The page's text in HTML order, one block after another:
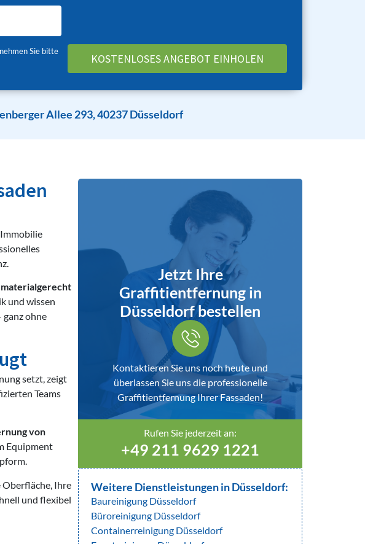
Sie bitte
Allee 293, 40237 Düsseldorf
und wissen
ganz ohne
setzt, zeigt
Teams
von
Equipment
Ihre
und flexibel
Jetzt Ihre
Graffitientfernung in
Düsseldorf bestellen
Kontaktieren Sie uns noch heute und
überlassen Sie uns die professionelle
Graffitientfernung Ihrer Fassaden!
Rufen Sie jederzeit an:
+49 211 9629 1221
Weitere Dienstleistungen in Düsseldorf:
Baureinigung Düsseldorf
Büroreinigung Düsseldorf
Containerreinigung Düsseldorf